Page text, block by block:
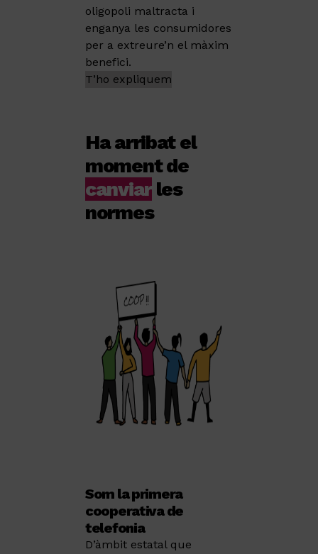
oligopoli maltracta i
enganya les consumidores
per a extreure’n el màxim
benefici.
T’ho expliquem
Ha arribat el
moment de
canviar les
normes
Som la primera
cooperativa de
telefonia
D’àmbit estatal que